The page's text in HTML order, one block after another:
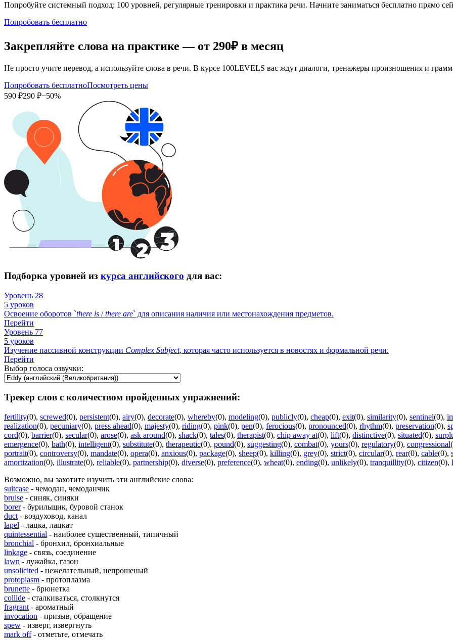
Попробуйте системный подход: 100 уровней, регулярные тренировки и практика речи. Начните заниматься бесплатно прямо
Попробовать бесплатно
Закрепляйте слова на практике — от 290₽ в месяц
Не просто учите перевод, а используйте слова в речи. В курсе 100LEVELS вас ждут диалоги, тренажеры произношения и
Попробовать бесплатноПосмотреть цены
590 ₽290 ₽−50%
Подборка уровней из курса английского для вас:
Уровень 28
5 уроков
Освоение оборотов `there is /there are` для описания наличия или местонахождения предметов.
Перейти
Уровень 77
5 уроков
Изучение пассивной конструкции Complex Subject, которая часто используется в новостях и формальной речи.
Перейти
Выбор голоса озвучки:
Трекер слов с количеством пройденных упражнений:
fertility(0), screwed(0), persistent(0), airy(0), decorate(0), whereby(0), modeling(0), publicly(0), cheap(0), exit(0), similarity(0), sentinel(0),
realization(0), pecuniary(0), press ahead(0), majesty(0), riding(0), pink(0), pen(0), ferocious(0), pronounced(0), rhythm(0), preservation(0),
cord(0), barrier(0), secular(0), arose(0), ask around(0), shack(0), tales(0), therapist(0), chip away at(0), lift(0), distinctive(0), situated(0),
emergence(0), bath(0), intelligent(0), substitute(0), therapeutic(0), pound(0), suggesting(0), combat(0), yours(0), regulatory(0), congressional
portrait(0), controversy(0), mandate(0), opera(0), anxious(0), package(0), sheep(0), killing(0), grey(0), strict(0), circular(0), rear(0), cable(0),
amortization(0), illustrate(0), reliable(0), partnership(0), diverse(0), preference(0), wheat(0), ending(0), unlikely(0), tranquillity(0), citizen(0),
Возможно, вы захотите изучить эти английские слова:
suitcase - чемодан, чемоданчик
bruise - синяк, синяки
borer- бурильщик, буровой станок
duct - воздуховод, канал
lapel - лацка, лацкат
quintessential - наиболее существенный, типичный
bronchial - бронхил, бронхиальные
linkage - связь, соединение
lawn - лужайка, газон
unsolicited - нежелательный, непрошеный
protoplasm - протоплазма
brunette - брюнетка
collide - сталкиваться, столкнутся
fragrant - ароматный
invocation - призыв, обращение
spew - изверг, извергнуть
mark off- отметьте, отмечать